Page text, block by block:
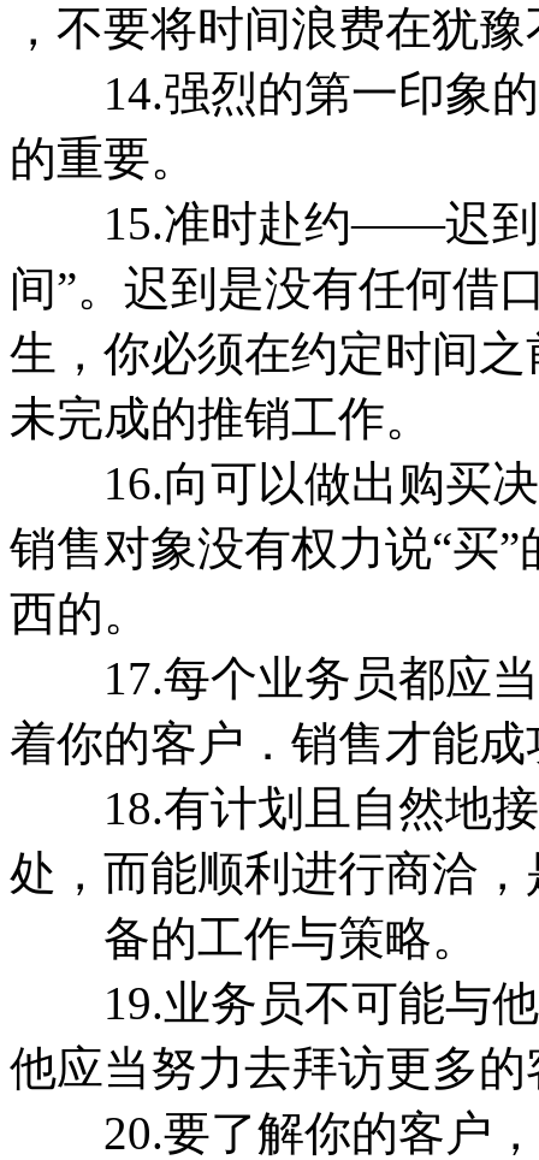
，不要将时间浪费在犹
14.强烈的第一印象的
的重要。
15.准时赴约——迟到
间”。迟到是没有任何借
生，你必须在约定时间
未完成的推销工作。
16.向可以做出购买决
销售对象没有权力说“买
西的。
17.每个业务员都应当
着你的客户．销售才能成
18.有计划且自然地接
处，而能顺利进行商洽
备的工作与策略。
19.业务员不可能与他
他应当努力去拜访更多
20.要了解你的客户，